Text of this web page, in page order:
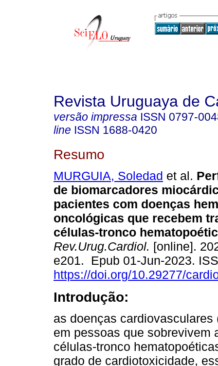
Revista Uruguaya de
versão impressa ISSN 0797-
line ISSN 1688-0420
Resumo
MURGUIA, Soledad et al.
de biomarcadores
pacientes com doenças
oncológicas que recebem
células-tronco
Rev.Urug.Cardiol. [online].
e201. Epub 01-Jun-2023.
https://doi.org/10.29277/
Introdução:
as doenças
em pessoas que sobrevivem
células-tronco
grado de cardiotoxicidade,